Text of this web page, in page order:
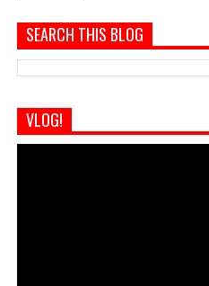
SEARCH THIS BLOG
VLOG!